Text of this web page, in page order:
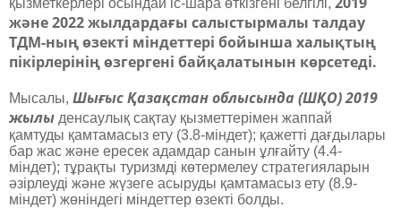
және 2022 жылдардағы салыстырмалы талдау
ТДМ-ның өзекті міндеттері бойынша халықтың
пікірлерінің өзгергені байқалатынын көрсетеді.
Мысалы, Шығыс Қазақстан облысында (ШҚО) 2019
жылы денсаулық сақтау қызметтерімен жаппай
қамтуды қамтамасыз ету (3.8-міндет); қажетті дағдылары
бар жас және ересек адамдар санын ұлғайту (4.4-
міндет); тұрақты туризмді көтермелеу стратегияларын
әзірлеуді және жүзеге асыруды қамтамасыз ету (8.9-
міндет) жөніндегі міндеттер өзекті болды.